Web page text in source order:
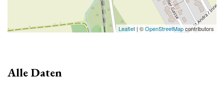
Leaflet | ©OpenStreetMapcontributors
Alle Daten